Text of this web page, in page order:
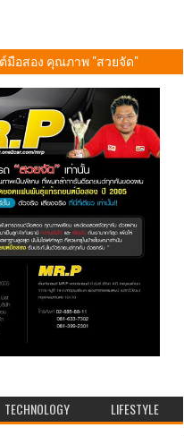
ต์มือสอง คุณภาพ "สวยจัด"
TECHNOLOGY LIFESTYLE